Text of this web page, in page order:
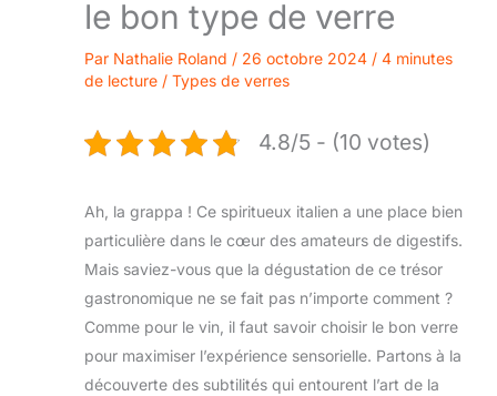
le bon type de verre
Par Nathalie Roland / 26 octobre 2024 / 4 minutes
de lecture / Types de verres
4.8/5 - (10 votes)
Ah, la grappa ! Ce spiritueux italien a une place bien
particulière dans le cœur des amateurs de digestifs.
Mais saviez-vous que la dégustation de ce trésor
gastronomique ne se fait pas n’importe comment ?
Comme pour le vin, il faut savoir choisir le bon verre
pour maximiser l’expérience sensorielle. Partons à la
découverte des subtilités qui entourent l’art de la